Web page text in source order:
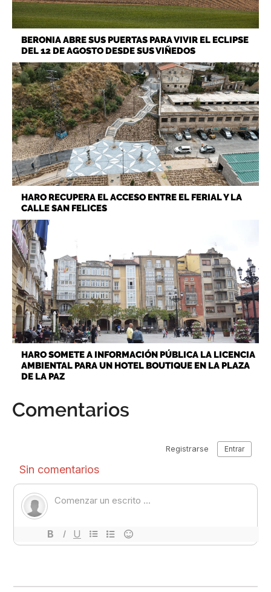
BERONIA ABRE SUS PUERTAS PARA VIVIR EL ECLIPSE
DEL 12 DE AGOSTO DESDE SUS VIÑEDOS
HARO RECUPERA EL ACCESO ENTRE EL FERIAL Y LA
CALLE SAN FELICES
HARO SOMETE A INFORMACIÓN PÚBLICA LA LICENCIA
AMBIENTAL PARA UN HOTEL BOUTIQUE EN LA PLAZA
DE LA PAZ
Comentarios